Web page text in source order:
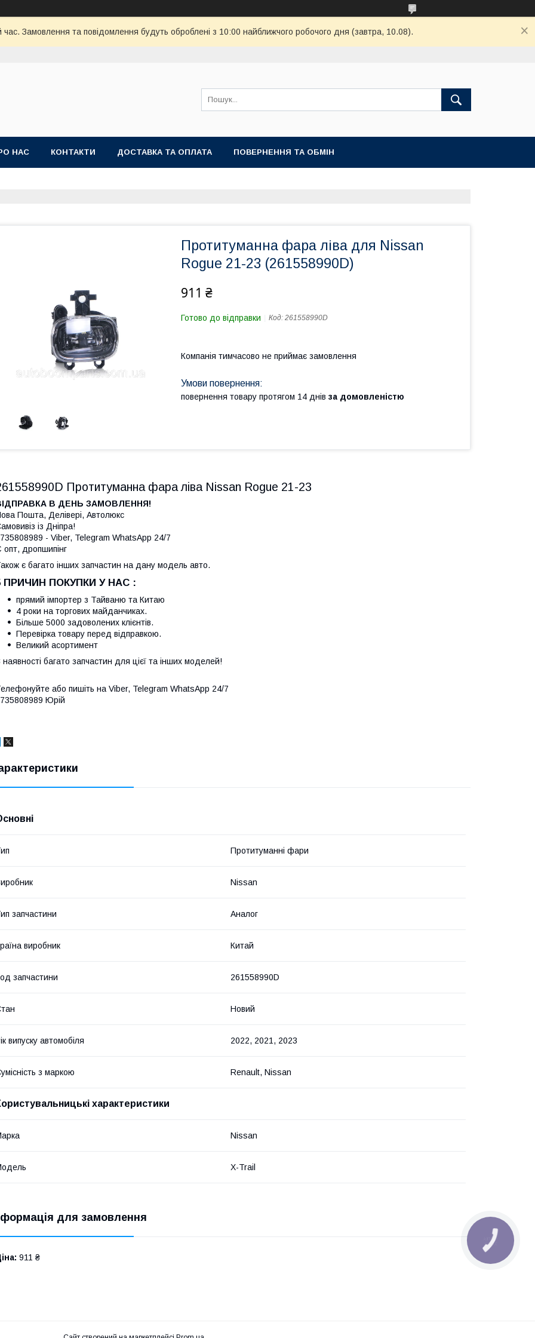
час. Замовлення та повідомлення будуть оброблені з 10:00 найближчого робочого дня (завтра, 10.08).
НАС КОНТАКТИ ДОСТАВКА ТА ОПЛАТА ПОВЕРНЕННЯ ТА ОБМІН
Протитуманна фара ліва для Nissan
Rogue 21-23 (261558990D)
911 ₴
Готово до відправки Код: 261558990D
Компанія тимчасово не приймає замовлення
повернення товару протягом 14 днів за домовленістю
Протитуманна фара ліва Nissan Rogue 21-23
В ДЕНЬ ЗАМОВЛЕННЯ!
Пошта, Делівері, Автолюкс
із Дніпра!
- Viber, Telegram WhatsApp 24/7
опт, дропшипінг
є багато інших запчастин на дану модель авто.
ПРИЧИН ПОКУПКИ У НАС :
прямий імпортер з Тайваню та Китаю
4 роки на торгових майданчиках.
Більше 5000 задоволених клієнтів.
Перевірка товару перед відправкою.
Великий асортимент
наявності багато запчастин для цієї та інших моделей!
або пишіть на Viber, Telegram WhatsApp 24/7
Юрій
Протитуманні фари
Nissan
запчастини Аналог
виробник Китай
запчастини 261558990D
Новий
випуску автомобіля 2022, 2021, 2023
з маркою Renault, Nissan
характеристики
Nissan
X-Trail
для замовлення
911 ₴
КНОПКА
ЗВ'ЯЗКУ